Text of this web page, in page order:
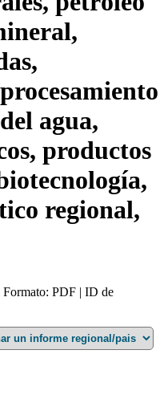
agua,
productos
regional,
PDF | ID de